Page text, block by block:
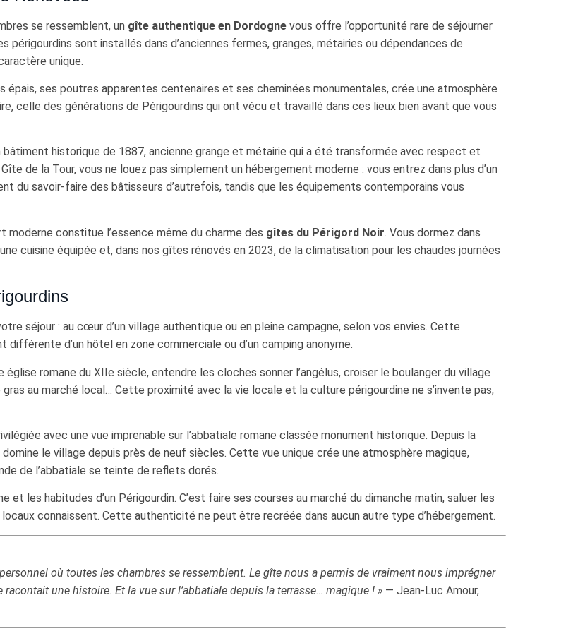
se ressemblent, un gîte authentique en Dordogne vous offre l’opportunité rare de séjourner
périgourdins sont installés dans d’anciennes fermes, granges, métairies ou dépendances de
unique.
épais, ses poutres apparentes centenaires et ses cheminées monumentales, crée une atmosphère
celle des générations de Périgourdins qui ont vécu et travaillé dans ces lieux bien avant que vous
historique de 1887, ancienne grange et métairie qui a été transformée avec respect et
de la Tour, vous ne louez pas simplement un hébergement moderne : vous entrez dans plus d’un
du savoir-faire des bâtisseurs d’autrefois, tandis que les équipements contemporains vous
constitue l’essence même du charme des gîtes du Périgord Noir. Vous dormez dans
cuisine équipée et, dans nos gîtes rénovés en 2023, de la climatisation pour les chaudes journées
séjour : au cœur d’un village authentique ou en pleine campagne, selon vos envies. Cette
d’un hôtel en zone commerciale ou d’un camping anonyme.
romane du XIIe siècle, entendre les cloches sonner l’angélus, croiser le boulanger du village
au marché local… Cette proximité avec la vie locale et la culture périgourdine ne s’invente pas,
avec une vue imprenable sur l’abbatiale romane classée monument historique. Depuis la
le village depuis près de neuf siècles. Cette vue unique crée une atmosphère magique,
de l’abbatiale se teinte de reflets dorés.
les habitudes d’un Périgourdin. C’est faire ses courses au marché du dimanche matin, saluer les
connaissent. Cette authenticité ne peut être recréée dans aucun autre type d’hébergement.
où toutes les chambres se ressemblent. Le gîte nous a permis de vraiment nous imprégner
une histoire. Et la vue sur l’abbatiale depuis la terrasse… magique ! » — Jean-Luc Amour,